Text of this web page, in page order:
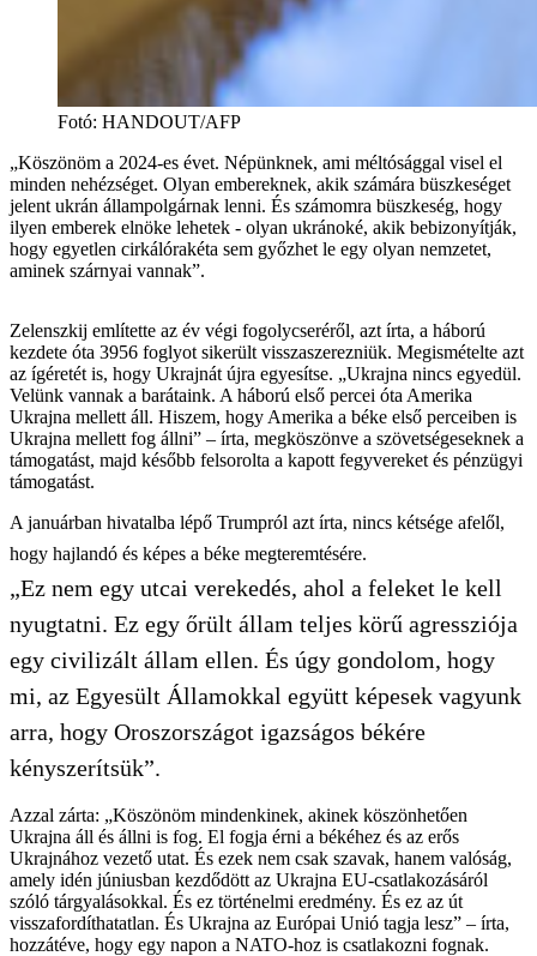
Fotó: HANDOUT/AFP
„Köszönöm a 2024-es évet. Népünknek, ami méltósággal visel el
minden nehézséget. Olyan embereknek, akik számára büszkeséget
jelent ukrán állampolgárnak lenni. És számomra büszkeség, hogy
ilyen emberek elnöke lehetek - olyan ukránoké, akik bebizonyítják,
hogy egyetlen cirkálórakéta sem győzhet le egy olyan nemzetet,
aminek szárnyai vannak”.
Zelenszkij említette az év végi fogolycseréről, azt írta, a háború
kezdete óta 3956 foglyot sikerült visszaszerezniük. Megismételte azt
az ígéretét is, hogy Ukrajnát újra egyesítse. „Ukrajna nincs egyedül.
Velünk vannak a barátaink. A háború első percei óta Amerika
Ukrajna mellett áll. Hiszem, hogy Amerika a béke első perceiben is
Ukrajna mellett fog állni” – írta, megköszönve a szövetségeseknek a
támogatást, majd később felsorolta a kapott fegyvereket és pénzügyi
támogatást.
A januárban hivatalba lépő Trumpról azt írta, nincs kétsége afelől,
hogy hajlandó és képes a béke megteremtésére.
„Ez nem egy utcai verekedés, ahol a feleket le kell
nyugtatni. Ez egy őrült állam teljes körű agressziója
egy civilizált állam ellen. És úgy gondolom, hogy
mi, az Egyesült Államokkal együtt képesek vagyunk
arra, hogy Oroszországot igazságos békére
kényszerítsük”.
Azzal zárta: „Köszönöm mindenkinek, akinek köszönhetően
Ukrajna áll és állni is fog. El fogja érni a békéhez és az erős
Ukrajnához vezető utat. És ezek nem csak szavak, hanem valóság,
amely idén júniusban kezdődött az Ukrajna EU-csatlakozásáról
szóló tárgyalásokkal. És ez történelmi eredmény. És ez az út
visszafordíthatatlan. És Ukrajna az Európai Unió tagja lesz” – írta,
hozzátéve, hogy egy napon a NATO-hoz is csatlakozni fognak.